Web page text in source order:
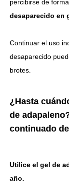
percibirse de
desaparecido en
Continuar el uso
desaparecido
brotes.
¿Hasta
de
continuado
Utilice el gel de
año.